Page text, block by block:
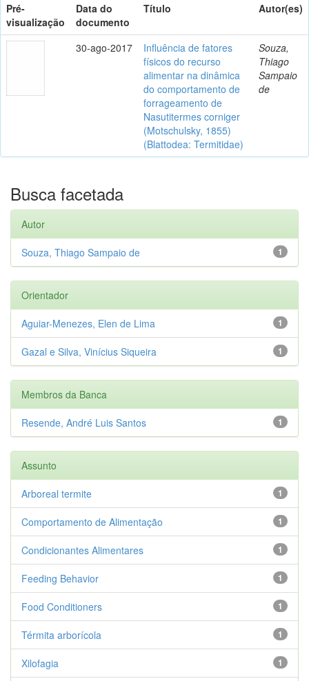
Pré-
visualização
Data do
documento
Título Autor(es)
30-ago-2017
Influência de fatores
físicos do recurso
alimentar na dinâmica
do comportamento de
forrageamento de
Nasutitermes corniger
(Motschulsky, 1855)
(Blattodea: Termitidae)
Souza,
Thiago
Sampaio
de
Busca facetada
Autor
1
Souza, Thiago Sampaio de
Orientador
1
Aguiar-Menezes, Elen de Lima
1
Gazal e Silva, Vinícius Siqueira
Membros da Banca
1
Resende, André Luis Santos
Assunto
1
Arboreal termite
1
Comportamento de Alimentação
1
Condicionantes Alimentares
1
Feeding Behavior
1
Food Conditioners
1
Térmita arborícola
1
Xilofagia